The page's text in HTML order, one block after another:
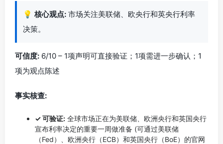
💡 核心观点: 市场关注美联储、欧央行和英央行利率
决策。
可信度: 6/10 – 1项声明可直接验证；1项需进一步确认；1
项为观点陈述
事实核查:
✓ 可验证: 全球市场正在为美联储、欧洲央行和英国央行
宣布利率决定的重要一周做准备 (可通过美联储
（Fed）、欧洲央行（ECB）和英国央行（BoE）的官网